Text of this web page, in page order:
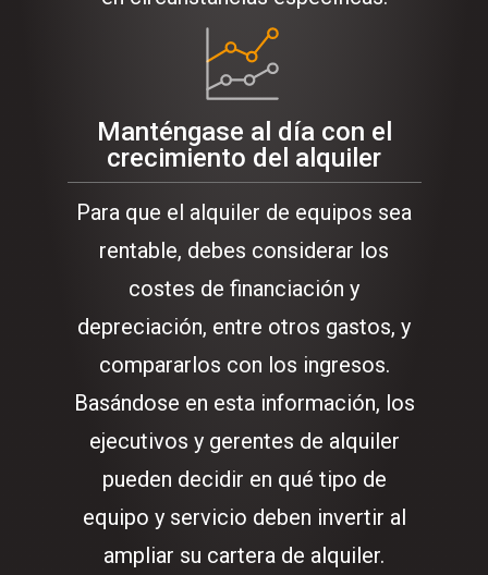
Manténgase al día con el
crecimiento del alquiler
Para que el alquiler de equipos sea
rentable, debes considerar los
costes de financiación y
depreciación, entre otros gastos, y
compararlos con los ingresos.
Basándose en esta información, los
ejecutivos y gerentes de alquiler
pueden decidir en qué tipo de
equipo y servicio deben invertir al
ampliar su cartera de alquiler.